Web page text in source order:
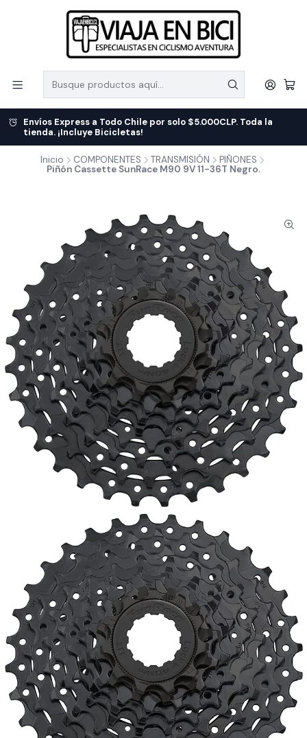
Envíos Express a Todo Chile por solo $5.000CLP. Toda la
tienda. ¡Incluye Bicicletas!
Inicio COMPONENTES TRANSMISIÓN
PIÑONES
Piñón Cassette SunRace M90 9V 11-36T Negro.